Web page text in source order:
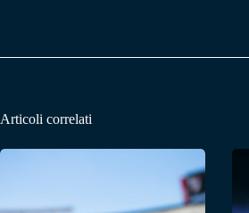
Articoli correlati